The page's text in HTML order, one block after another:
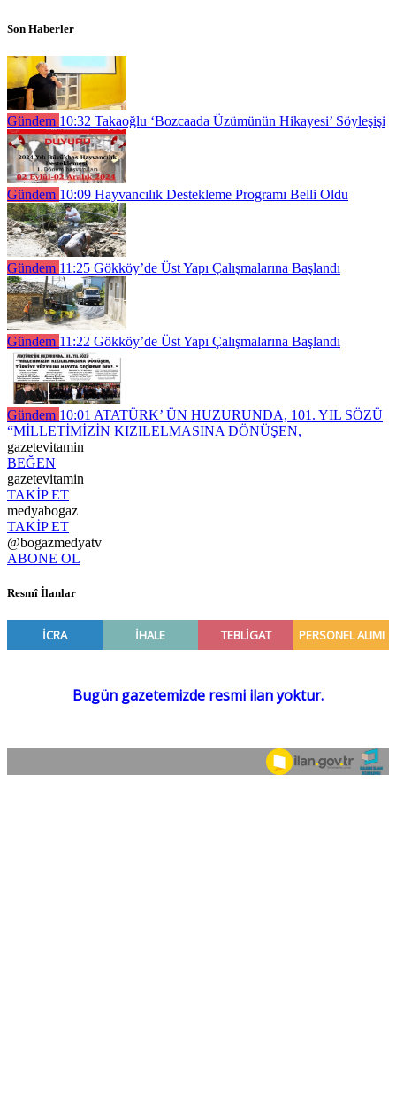
Son Haberler
Gündem 10:32 Takaoğlu ‘Bozcaada Üzümünün Hikayesi’ Söyleşişi
Gündem 10:09 Hayvancılık Destekleme Programı Belli Oldu
Gündem 11:25 Gökköy’de Üst Yapı Çalışmalarına Başlandı
Gündem 11:22 Gökköy’de Üst Yapı Çalışmalarına Başlandı
Gündem 10:01 ATATÜRK’ ÜN HUZURUNDA, 101. YIL SÖZÜ
“MİLLETİMİZİN KIZILELMASINA DÖNÜŞEN,
gazetevitamin
BEĞEN
gazetevitamin
TAKİP ET
medyabogaz
TAKİP ET
@bogazmedyatv
ABONE OL
Resmî İlanlar